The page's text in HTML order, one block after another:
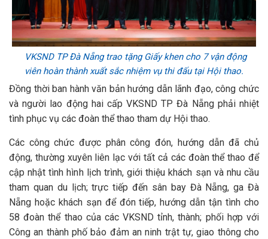
VKSND TP Đà Nẵng trao tặng Giấy khen cho 7 vận động
viên hoàn thành xuất sắc nhiệm vụ thi đấu tại Hội thao.
Đồng thời ban hành văn bản hướng dẫn lãnh đạo, công chức
và người lao động hai cấp VKSND TP Đà Nẵng phải nhiệt
tình phục vụ các đoàn thể thao tham dự Hội thao.
Các công chức được phân công đón, hướng dẫn đã chủ
động, thường xuyên liên lạc với tất cả các đoàn thể thao để
cập nhật tình hình lịch trình, giới thiệu khách sạn và nhu cầu
tham quan du lịch; trực tiếp đến sân bay Đà Nẵng, ga Đà
Nẵng hoặc khách sạn để đón tiếp, hướng dẫn tận tình cho
58 đoàn thể thao của các VKSND tỉnh, thành; phối hợp với
Công an thành phố bảo đảm an ninh trật tự, giao thông cho